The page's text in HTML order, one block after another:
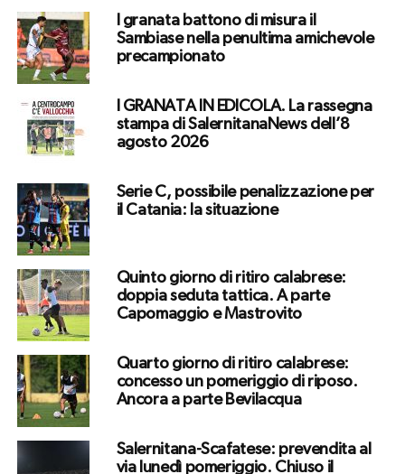
I granata battono di misura il
Sambiase nella penultima amichevole
precampionato
I GRANATA IN EDICOLA. La rassegna
stampa di SalernitanaNews dell’8
agosto 2026
Serie C, possibile penalizzazione per
il Catania: la situazione
Quinto giorno di ritiro calabrese:
doppia seduta tattica. A parte
Capomaggio e Mastrovito
Quarto giorno di ritiro calabrese:
concesso un pomeriggio di riposo.
Ancora a parte Bevilacqua
Salernitana-Scafatese: prevendita al
via lunedì pomeriggio. Chiuso il